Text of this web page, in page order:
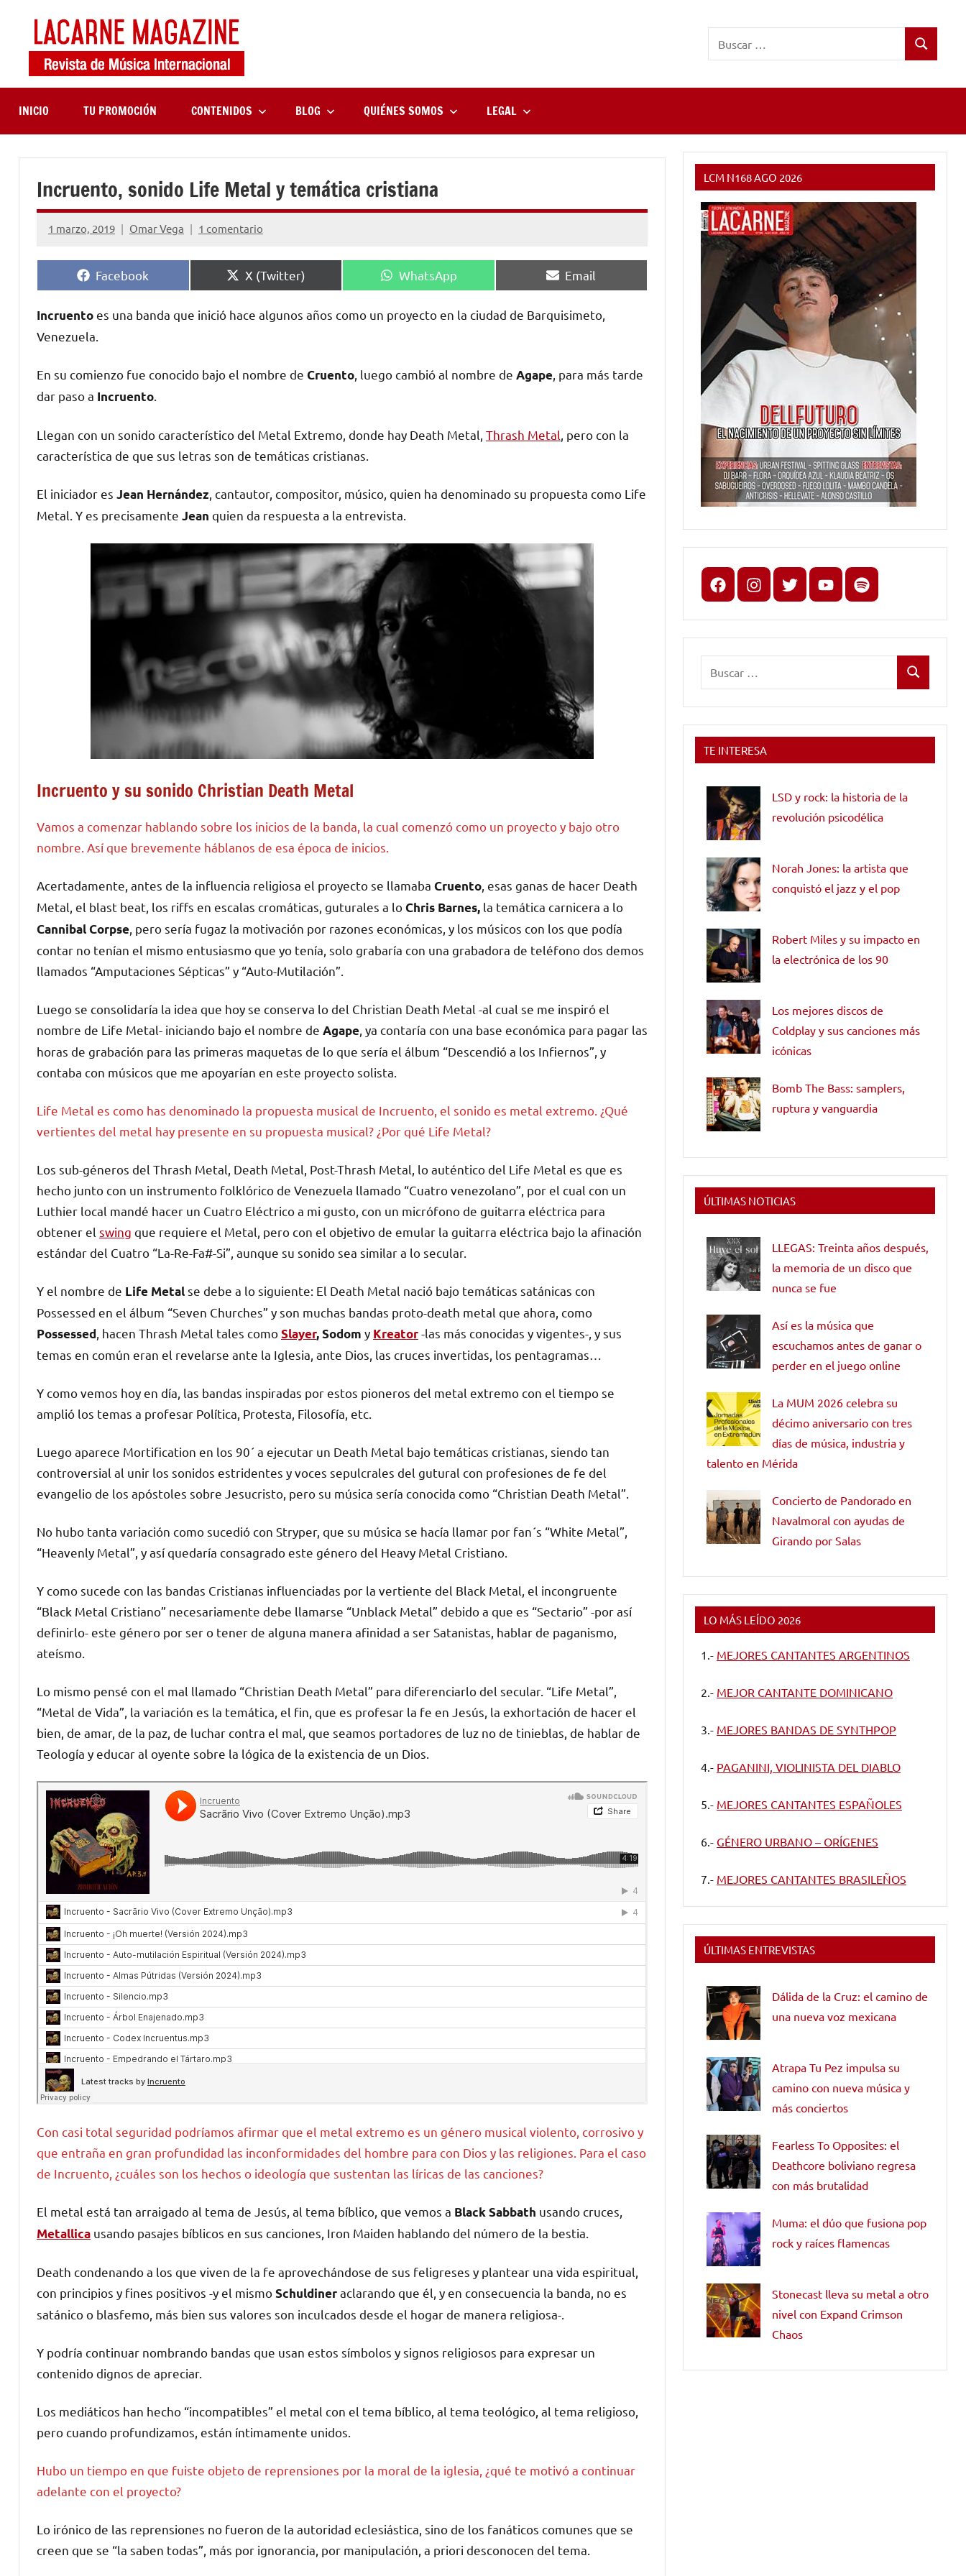
contenido
Magazine
música
internacional
Buscar
INICIO TU PROMOCIÓN CONTENIDOS BLOG QUIÉNES SOMOS LEGAL
Incruento, sonido Life Metal y temática cristiana
1 marzo, 2019 Omar Vega 1 comentario
Compartir
en
Facebook
Compartir
en
X (Twitter)
Compartir
en
WhatsApp
Compartir
en
Email
Incruentoes una banda que inició hace algunos años como un proyecto en la ciudad de Barquisimeto,
Venezuela.
En su comienzo fue conocido bajo el nombre de Cruento , luego cambió al nombre de Agape , para más tarde
dar paso a Incruento
Llegan con un sonido característico del Metal Extremo, donde hay Death Metal, Thrash Metal , pero con la
característica de que sus letras son de temáticas cristianas.
El iniciador es Jean Hernández , cantautor, compositor, músico, quien ha denominado su propuesta como Life
Metal. Y es precisamente Jean quien da respuesta a la entrevista.
Incruento y su sonido Christian Death Metal
Vamos a comenzar hablando sobre los inicios de la banda, la cual comenzó como un proyecto y bajo otro
nombre. Así que brevemente háblanos de esa época de inicios.
Acertadamente, antes de la influencia religiosa el proyecto se llamaba Cruento , esas ganas de hacer Death
Metal, el blast beat, los riffs en escalas cromáticas, guturales a loChris Barnes, la temática carnicera a lo
Cannibal Corpse , pero sería fugaz la motivación por razones económicas, y los músicos con los que podía
contar no tenían el mismo entusiasmo que yo tenía, solo grabaría con una grabadora de teléfono dos demos
llamados “Amputaciones Sépticas” y “Auto-Mutilación”.
Luego se consolidaría la idea que hoy se conserva lo del Christian Death Metal -al cual se me inspiró el
nombre de Life Metal- iniciando bajo el nombre de Agape , ya contaría con una base económica para pagar las
horas de grabación para las primeras maquetas de lo que sería el álbum “Descendió a los Infiernos”, y
contaba con músicos que me apoyarían en este proyecto solista.
Life Metal es como has denominado la propuesta musical de Incruento, el sonido es metal extremo. ¿Qué
vertientes del metal hay presente en su propuesta musical? ¿Por qué Life Metal?
Los sub-géneros del Thrash Metal, Death Metal, Post-Thrash Metal, lo auténtico del Life Metal es que es
hecho junto con un instrumento folklórico de Venezuela llamado “Cuatro venezolano”, por el cual con un
Luthier local mandé hacer un Cuatro Eléctrico a mi gusto, con un micrófono de guitarra eléctrica para
obtener el swing que requiere el Metal, pero con el objetivo de emular la guitarra eléctrica bajo la afinación
estándar del Cuatro “La-Re-Fa#-Si”, aunque su sonido sea similar a lo secular.
Y el nombre de Life Metalse debe a lo siguiente: El Death Metal nació bajo temáticas satánicas con
Possessed en el álbum “Seven Churches” y son muchas bandas proto-death metal que ahora, como
Possessed , hacen Thrash Metal tales comoSlayer, Sodom y Kreator-las más conocidas y vigentes-, y sus
temas en común eran el revelarse ante la Iglesia, ante Dios, las cruces invertidas, los pentagramas…
Y como vemos hoy en día, las bandas inspiradas por estos pioneros del metal extremo con el tiempo se
amplió los temas a profesar Política, Protesta, Filosofía, etc.
Luego aparece Mortification en los 90´ a ejecutar un Death Metal bajo temáticas cristianas, siendo tan
controversial al unir los sonidos estridentes y voces sepulcrales del gutural con profesiones de fe del
evangelio de los apóstoles sobre Jesucristo, pero su música sería conocida como “Christian Death Metal”.
No hubo tanta variación como sucedió con Stryper, que su música se hacía llamar por fan´s “White Metal”,
“Heavenly Metal”, y así quedaría consagrado este género del Heavy Metal Cristiano.
Y como sucede con las bandas Cristianas influenciadas por la vertiente del Black Metal, el incongruente
“Black Metal Cristiano” necesariamente debe llamarse “Unblack Metal” debido a que es “Sectario” -por así
definirlo- este género por ser o tener de alguna manera afinidad a ser Satanistas, hablar de paganismo,
ateísmo.
Lo mismo pensé con el mal llamado “Christian Death Metal” para diferenciarlo del secular. “Life Metal”,
“Metal de Vida”, la variación es la temática, el fin, que es profesar la fe en Jesús, la exhortación de hacer el
bien, de amar, de la paz, de luchar contra el mal, que seamos portadores de luz no de tinieblas, de hablar de
Teología y educar al oyente sobre la lógica de la existencia de un Dios.
Con casi total seguridad podríamos afirmar que el metal extremo es un género musical violento, corrosivo y
que entraña en gran profundidad las inconformidades del hombre para con Dios y las religiones. Para el caso
de Incruento, ¿cuáles son los hechos o ideología que sustentan las líricas de las canciones?
El metal está tan arraigado al tema de Jesús, al tema bíblico, que vemos a Black Sabbath usando cruces,
Metallica usando pasajes bíblicos en sus canciones, Iron Maiden hablando del número de la bestia.
Death condenando a los que viven de la fe aprovechándose de sus feligreses y plantear una vida espiritual,
con principios y fines positivos -y el mismoSchuldineraclarando que él, y en consecuencia la banda, no es
satánico o blasfemo, más bien sus valores son inculcados desde el hogar de manera religiosa-.
Y podría continuar nombrando bandas que usan estos símbolos y signos religiosos para expresar un
contenido dignos de apreciar.
Los mediáticos han hecho “incompatibles” el metal con el tema bíblico, al tema teológico, al tema religioso,
pero cuando profundizamos, están íntimamente unidos.
Hubo un tiempo en que fuiste objeto de reprensiones por la moral de la iglesia, ¿qué te motivó a continuar
adelante con el proyecto?
Lo irónico de las reprensiones no fueron de la autoridad eclesiástica, sino de los fanáticos comunes que se
creen que se “la saben todas”, más por ignorancia, por manipulación, a priori desconocen del tema.
LCM N168 AGO 2026
FacebookInstagram
X youtubespotify
Buscar
TE INTERESA
LSD y rock: la historia de la
revolución psicodélica
Norah Jones: la artista que
conquistó el jazz y el pop
Robert Miles y su impacto en
la electrónica de los 90
Los mejores discos de
Coldplay y sus canciones más
icónicas
Bomb The Bass: samplers,
ruptura y vanguardia
ÚLTIMAS NOTICIAS
LLEGAS: Treinta años después,
la memoria de un disco que
nunca se fue
Así es la música que
escuchamos antes de ganar o
perder en el juego online
La MUM 2026 celebra su
décimo aniversario con tres
días de música, industria y
talento en Mérida
Concierto de Pandorado en
Navalmoral con ayudas de
Girando por Salas
LO MÁS LEÍDO 2026
1.- MEJORES CANTANTES ARGENTINOS
2.- MEJOR CANTANTE DOMINICANO
3.- MEJORES BANDAS DE SYNTHPOP
4.- PAGANINI, VIOLINISTA DEL DIABLO
5.- MEJORES CANTANTES ESPAÑOLES
6.- GÉNERO URBANO – ORÍGENES
7.- MEJORES CANTANTES BRASILEÑOS
ÚLTIMAS ENTREVISTAS
Dálida de la Cruz: el camino de
una nueva voz mexicana
Atrapa Tu Pez impulsa su
camino con nueva música y
más conciertos
Fearless To Opposites: el
Deathcore boliviano regresa
con más brutalidad
Muma: el dúo que fusiona pop
rock y raíces flamencas
Stonecast lleva su metal a otro
nivel con Expand Crimson
Chaos